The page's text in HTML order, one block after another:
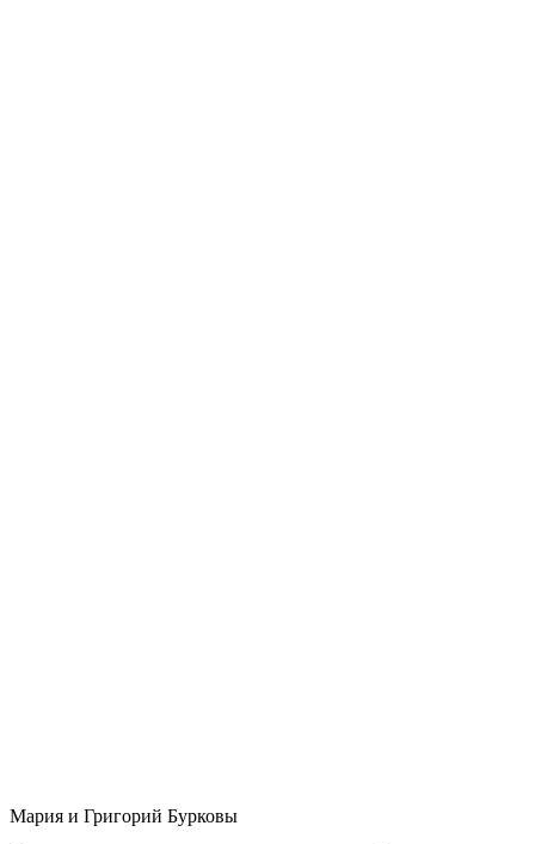
Мария и Григорий Бурковы